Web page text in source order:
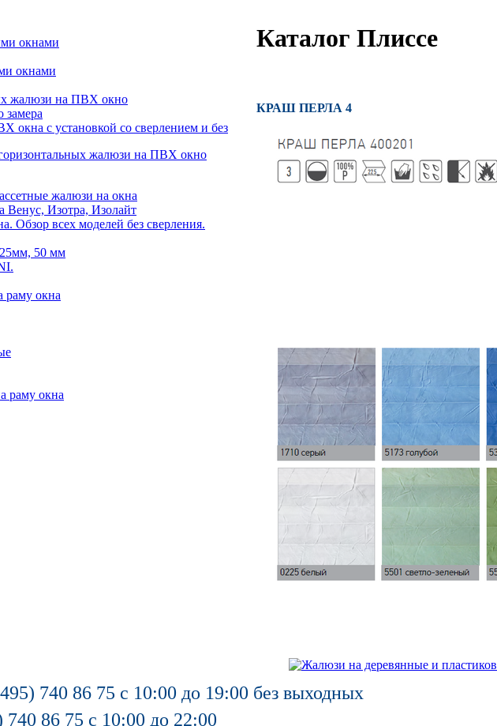
окнами
окнами
жалюзи на ПВХ окно
замера
с установкой со сверлением и без
жалюзи на ПВХ окно
жалюзи на окна
Венус, Изотра, Изолайт
Обзор всех моделей без сверления.
25мм, 50 мм
раму окна
раму окна
Каталог Плиссе
КРАШ ПЕРЛА 4
740 86 75 с 10:00 до 19:00 без выходных
740 86 75 с 10:00 до 22:00